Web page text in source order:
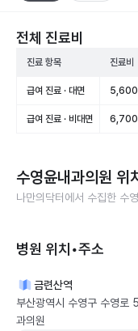
전체 진료비
진료 항목 진료비
급여 진료 · 대면 5,600
급여 진료 · 비대면 6,700
수영윤내과의원 위
나만의닥터에서 수집한 수
병원 위치•주소
금련산역
부산광역시 수영구 수영로
과의원